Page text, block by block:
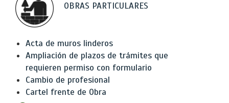
OBRAS PARTICULARES
Acta de muros linderos
Ampliación de plazos de trámites que
requieren permiso con formulario
Cambio de profesional
Cartel frente de Obra